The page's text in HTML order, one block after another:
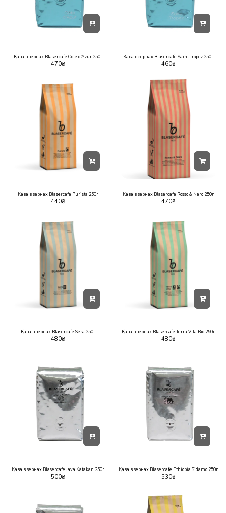
Кава в зернах Blasercafe Cote d’Azur 250г
470₴
Кава в зернах Blasercafe Saint Tropez 250г
460₴
Кава в зернах Blasercafe Purista 250г
440₴
Кава в зернах Blasercafe Rosso & Nero 250г
470₴
Кава в зернах Blasercafe Sera 250г
480₴
Кава в зернах Blasercafe Terra Vita Bio 250г
480₴
Кава в зернах Blasercafe Java Katakan 250г
500₴
Кава в зернах Blasercafe Ethiopia Sidamo 250г
530₴